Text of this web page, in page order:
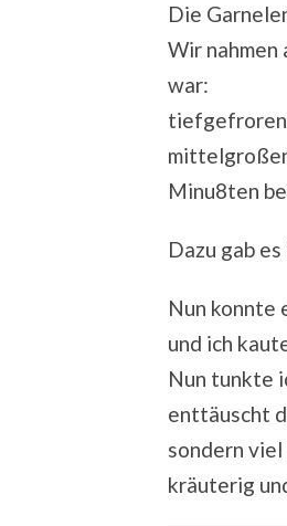
Die
Wir nahmen
war:
Minu8ten
Dazu gab
Nun konnte
und ich
Nun tunkte
enttäuscht
sondern viel
kräuterig